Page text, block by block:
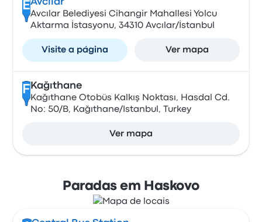
EAvcılar
Avcılar Belediyesi Cihangir Mahallesi Yolcu
Aktarma İstasyonu, 34310 Avcılar/İstanbul
Visite a página Ver mapa
F Kağıthane
Kağıthane Otobüs Kalkış Noktası, Hasdal Cd.
No: 50/B, Kağıthane/Istanbul, Turkey
Ver mapa
Paradas em Haskovo